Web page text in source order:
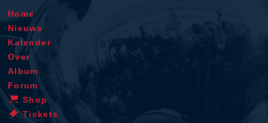
Home
Nieuws
Kalender
Over
Album
Forum
Shop
Tickets